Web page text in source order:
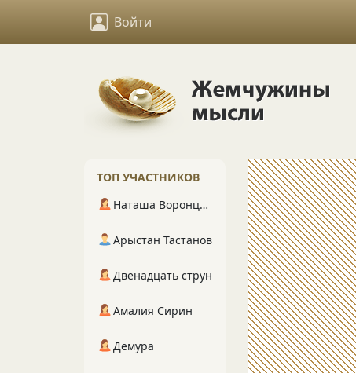
Войти
ТОП УЧАСТНИКОВ
Наташа Воронцова
Арыстан Тастанов
Двенадцать струн
Амалия Сирин
Демура